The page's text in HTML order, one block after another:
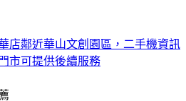
店鄰近華山文創園區，二手機資訊
市可提供後續服務